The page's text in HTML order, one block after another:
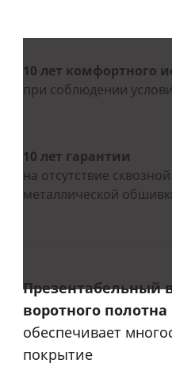
10 лет комфортного
при соблюдении
10 лет гарантии
на отсутствие
металлической
Презентабельный
воротного
обеспечивает
покрытие